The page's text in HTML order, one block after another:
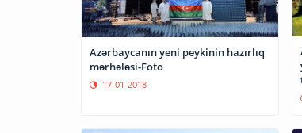
Azərbaycanın yeni peykinin hazırlıq
mərhələsi-Foto
17-01-2018